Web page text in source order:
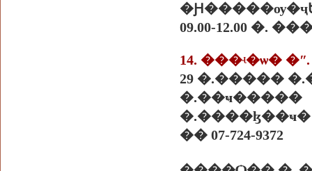
09.00-12.00 �.
14. ���ʵ�ѡ�
29 �.�����
�.��ҹ�����
�.����ɮ��ҹ�
�� 07-724-9372